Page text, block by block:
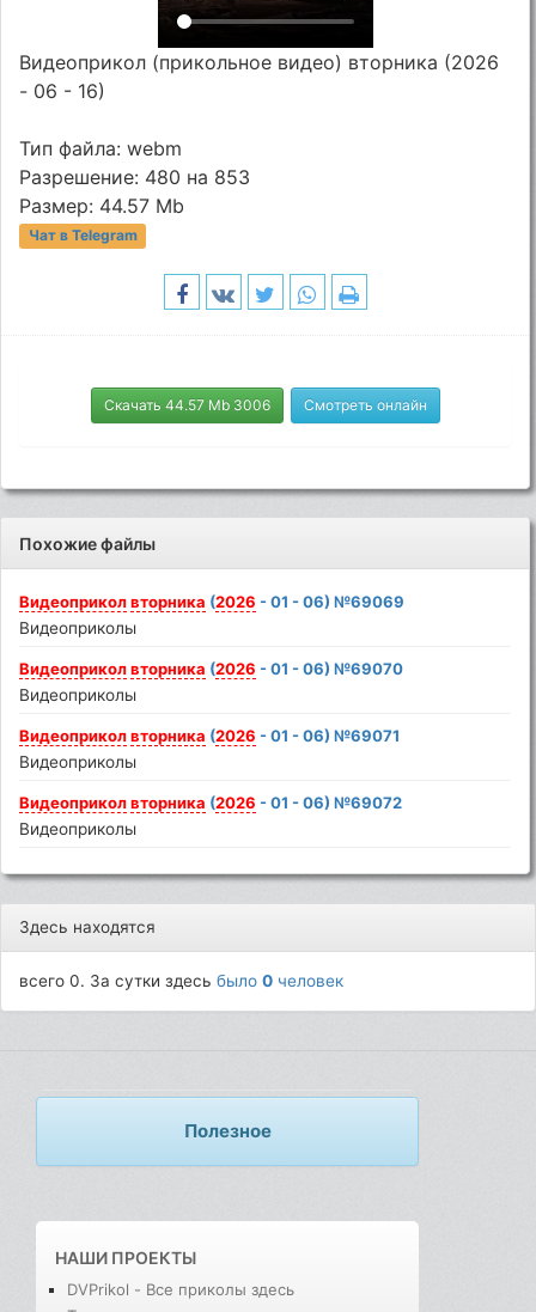
Видеоприкол (прикольное видео) вторника (2026
- 06 - 16)
Тип файла: webm
Разрешение: 480 на 853
Размер: 44.57 Mb
Чат в Telegram
Скачать 44.57 Mb 3006 Смотреть онлайн
Похожие файлы
Видеоприкол вторника (2026 - 01 - 06) №69069
Видеоприколы
Видеоприкол вторника (2026 - 01 - 06) №69070
Видеоприколы
Видеоприкол вторника (2026 - 01 - 06) №69071
Видеоприколы
Видеоприкол вторника (2026 - 01 - 06) №69072
Видеоприколы
Здесь находятся
всего 0. За сутки здесьбыло0 человек
Полезное
НАШИ ПРОЕКТЫ
DVPrikol - Все приколы здесь